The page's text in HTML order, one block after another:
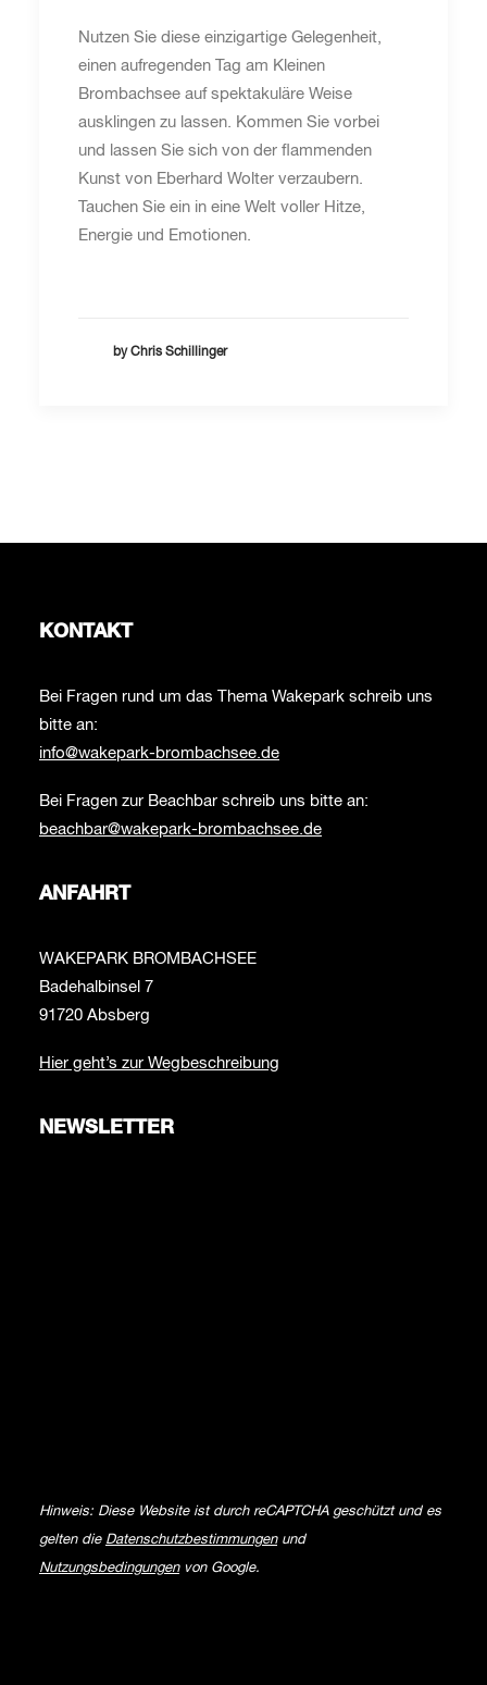
Nutzen Sie diese einzigartige Gelegenheit,
einen aufregenden Tag am Kleinen
Brombachsee auf spektakuläre Weise
ausklingen zu lassen. Kommen Sie vorbei
und lassen Sie sich von der flammenden
Kunst von Eberhard Wolter verzaubern.
Tauchen Sie ein in eine Welt voller Hitze,
Energie und Emotionen.
by Chris Schillinger
KONTAKT
Bei Fragen rund um das Thema Wakepark schreib uns
bitte an:
info@wakepark-brombachsee.de
Bei Fragen zur Beachbar schreib uns bitte an:
beachbar@wakepark-brombachsee.de
ANFAHRT
WAKEPARK BROMBACHSEE
Badehalbinsel 7
91720 Absberg
Hier geht’s zur Wegbeschreibung
NEWSLETTER
Hinweis: Diese Website ist durch reCAPTCHA geschützt und es
gelten die Datenschutzbestimmungenund
Nutzungsbedingungenvon Google.